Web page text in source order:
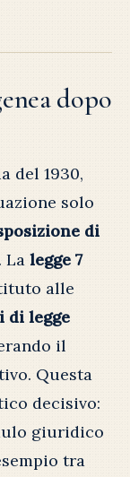
dopo
del 1930,
solo
di
La legge 7
alle
di legge
il
Questa
decisivo:
giuridico
tra